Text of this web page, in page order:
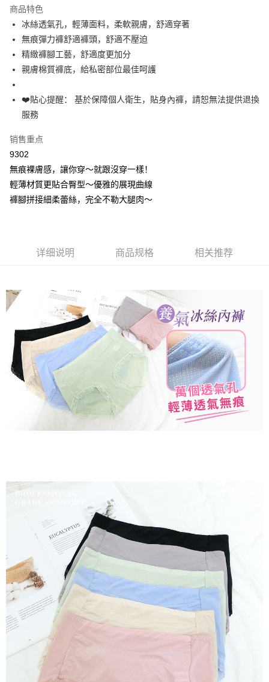
Apple Pay
街口支付
悠遊付
Plus PAY
大哥付你分期
【大哥付你分期使用说明】
1. 本服务由台湾大哥大提供，电信用户可立即使用无须另外申请。（限个人
2. 付款方式选择 “大哥付你分期”，订单成立后会自动跳转到大哥付的交易流
程，验证手机门号后，选择欲分期的期数、缴款截止日，确认付款后即完成
3. 实际核准额度、可分期数及费用金额请依后续交易确认页面所载为准。
【缴款方式说明】
1. 分期款项不并入电信账单，“大哥付你分期”于每月结算日后寄送缴费提醒
账／街口支付／iPASS MONEY”等通路缴费。
【注意事项】
1. 本服务系由 “台湾大哥大股份有限公司”所提供，让用户于交易时，得通过
本服务购买商品或服务，并由商店将买卖／分期付款买卖价金债权让与本公
司后，依约使用本公司账单缴交账款。
2. 基于同意付款使用 “大哥付你分期”之契约关系目的，商店将以您的个人资
料（包含姓名、电话或地址）提供予台湾大哥大进项收集、处理及利用，由
台湾大哥大与本人进行分期账单所需资料之确认、核对及更正。
3. 完整用户服务条款，请详阅以下链接： https://oppay.tw/userRule
一、關於 AFTEE先享後付
1. 於付款方式選擇AFTEE先享後付，將跳出AFTEE先享後付手機驗證視
窗。
5. 收到商品當下無需繳費，確認無誤後，請再利用繳費通知簡訊或AFTEE
有最長 45 天內付款之服務。
繳費期限，為商家向您請款的時間，再加上使用AFTEE可延長的天數所計算
出。使用AFTEE下訂可以延長您收到商品前的繳費天數，但無法保證一定能
夠在期限內收到商品(例如:預購商品或預計到貨時間較長者)。因此無論收到
商品與否，仍需要請您在AFTEE規定的時間內完成繳費。
二、付款限制
1. 初次使用 AFTEE 時，將依認證結果及本公司審查結果，核予每個人不同
之上限額度
2. 結帳金額須大於NT$30
3. 目前僅支援台灣會員
AFTEE 於本服務必要服務範圍內運用。關於 AFTEE 對於個人資料之蒐集、
處理、利用，詳參 AFTEE 官網之『個人資料蒐集、處理及利用告知聲明』
https://aftee.tw/privacypolicy/
若款項超過繳費期限，將根據當次的金額加收年利率 16% 的逾期滯納金。
未成年的使用者，請事先徵得法定代理人或監護人之同意方可使用
若您對於個人資料之處理、利用有任何疑問，或欲行使相關法律權利，請聯
繫恩沛科技股份有限公司。若您不同意我們將上開所示之個人資料，連同必
要之購買訂單資訊提供予 AFTEE ，或讓 AFTEE 蒐集處理利用您的個人資
料，請勿選用本服務。
Hami Point
相关说明
全家取貨付款
每笔NT$80，满NT$499(含以上)免运费
付款後全家取貨
每笔NT$80，满NT$499(含以上)免运费
萊爾富取貨付款
每笔NT$80，满NT$799(含以上)免运费
付款後萊爾富取貨
付款後7-11取貨
每笔NT$80，满NT$799(含以上)免运费
7-11取貨(快速到店)
每笔NT$90
宅配/離島不配送
每笔NT$80，满NT$890(含以上)免运费
黑貓貨到付款
每笔NT$120
國家/地區配送
商品特色
冰絲透氣孔，輕薄面料，柔軟親膚，舒適穿著
無痕彈力褲舒適褲頭，舒適不壓迫
精緻褲腳工藝，舒適度更加分
親膚棉質褲底，給私密部位最佳呵護
❤️貼心提醒： 基於保障個人衛生，貼身內褲，請恕無法提供退換
服務
销售重点
9302
無痕裸膚感，讓你穿～就跟沒穿一樣！
輕薄材質更貼合臀型～優雅的展現曲線
褲腳拼接細柔蕾絲，完全不勒大腿肉～
详细说明 商品规格 相关推荐